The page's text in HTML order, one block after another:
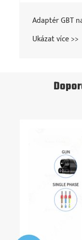
Adaptér GBT
Ukázat více >>